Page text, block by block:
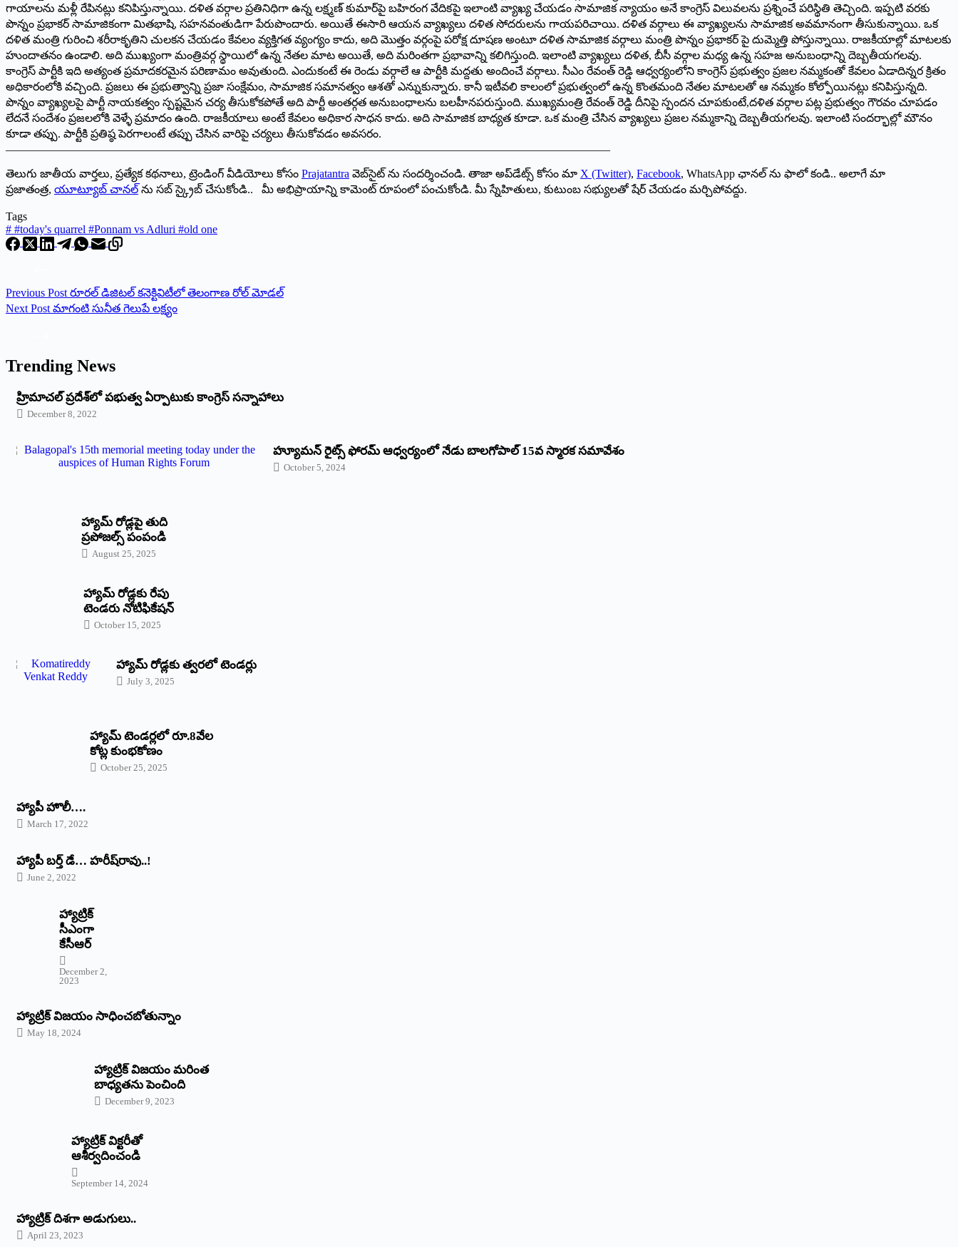
గాయాలను మళ్లీ రేపిన‌ట్లు కనిపిస్తున్నాయి. దళిత వర్గాల ప్రతినిధిగా ఉన్న లక్ష్మణ్ కుమార్‌పై బహిరంగ వేదికపై ఇలాంటి వ్యాఖ్య చేయడం సామాజిక న్యాయం అనే కాంగ్రెస్ విలువలను ప్రశ్నించే పరిస్థితి తెచ్చింది. ఇప్పటి వరకు
పొన్నం ప్రభాకర్ సామాజికంగా మితభాషి, సహనవంతుడిగా పేరుపొందారు. అయితే ఈసారి ఆయన వ్యాఖ్యలు దళిత సోదరులను గాయపరిచాయి. దళిత వర్గాలు ఈ వ్యాఖ్యలను సామాజిక అవమానంగా తీసుకున్నాయి. ఒక
దళిత మంత్రి గురించి శరీరాకృతిని చులకన చేయడం కేవలం వ్యక్తిగత వ్యంగ్యం కాదు, అది మొత్తం వర్గంపై పరోక్ష దూషణ అంటూ దళిత సామాజిక వర్గాలు మంత్రి పొన్నం ప్రభాకర్ పై దుమ్మెత్తి పోస్తున్నాయి. రాజకీయాల్లో మాటలకు
హుందాతనం ఉండాలి. అది ముఖ్యంగా మంత్రివర్గ స్థాయిలో ఉన్న నేతల మాట అయితే, అది మరింతగా ప్రభావాన్ని కలిగిస్తుంది. ఇలాంటి వ్యాఖ్యలు దళిత, బీసీ వర్గాల మధ్య ఉన్న సహజ అనుబంధాన్ని దెబ్బతీయగలవు.
కాంగ్రెస్ పార్టీకి ఇది అత్యంత ప్రమాదకరమైన పరిణామం అవుతుంది. ఎందుకంటే ఈ రెండు వర్గాలే ఆ పార్టీకి మద్దతు అందించే వర్గాలు. సీఎం రేవంత్ రెడ్డి ఆధ్వర్యంలోని కాంగ్రెస్ ప్రభుత్వం ప్రజల నమ్మకంతో కేవలం ఏడాదిన్నర క్రితం
అధికారంలోకి వచ్చింది. ప్రజలు ఈ ప్రభుత్వాన్ని ప్రజా సంక్షేమం, సామాజిక సమానత్వం ఆశతో ఎన్నుకున్నారు. కానీ ఇటీవలి కాలంలో ప్రభుత్వంలో ఉన్న కొంతమంది నేతల మాటలతో ఆ నమ్మకం కోల్పోయినట్లు కనిపిస్తున్నది.
పొన్నం వ్యాఖ్యలపై పార్టీ నాయకత్వం స్పష్టమైన చర్య తీసుకోకపోతే అది పార్టీ అంతర్గత అనుబంధాలను బలహీనపరుస్తుంది. ముఖ్యమంత్రి రేవంత్ రెడ్డి దీనిపై స్పందన చూపకుంటే,దళిత వర్గాల పట్ల ప్రభుత్వం గౌరవం చూపడం
లేద‌నే సందేశం ప్రజలలోకి వెళ్ళే ప్రమాదం ఉంది. రాజకీయాలు అంటే కేవలం అధికార సాధన కాదు. అది సామాజిక బాధ్యత కూడా. ఒక మంత్రి చేసిన వ్యాఖ్యలు ప్రజల నమ్మకాన్ని దెబ్బతీయగలవు. ఇలాంటి సందర్భాల్లో మౌనం
కూడా తప్పు. పార్టీకి ప్రతిష్ఠ పెర‌గాలంటే తప్పు చేసిన వారిపై చర్యలు తీసుకోవడం అవసరం.
—————————————————————————————————————————————————————
తెలుగు జాతీయ వార్తలు, ప్రత్యేక కథనాలు, ట్రెండింగ్ వీడియోలు కోసం Prajatantra వెబ్‌సైట్ ను సందర్శించండి. తాజా అప్‌డేట్స్ కోసం మా X (Twitter), Facebook, WhatsApp ఛానల్ ను ఫాలో కండి.. అలాగే మా
ప్రజాతంత్ర, యూట్యూబ్ చానల్ ను సబ్ స్క్రైబ్ చేసుకోండి.. మీ అభిప్రాయాన్ని కామెంట్ రూపంలో పంచుకోండి. మీ స్నేహితులు, కుటుంబ సభ్యులతో షేర్ చేయడం మర్చిపోవద్దు.
Tags
# #today's quarrel #Ponnam vs Adluri #old one
Previous Post రూర‌ల్‌ డిజిటల్‌ కనెక్టివిటీలో తెలంగాణ రోల్‌ మోడల్‌
Next Post మాగంటి సునీత గెలుపే లక్ష్యం
Trending News
‌హ్రిమాచల్‌ ‌ప్రదేశ్‌లో పభుత్వ ఏర్పాటుకు కాంగ్రెస్‌ ‌సన్నాహాలు
December 8, 2022
హ్యూమన్‌ రైట్స్‌ ఫోరమ్‌ ఆధ్వర్యంలో నేడు బాలగోపాల్‌ 15వ స్మారక సమావేశం
October 5, 2024
హ్యామ్‌ రోడ్లపై తుది
ప్రపోజల్స్‌ పంపండి
August 25, 2025
హ్యామ్‌ రోడ్లకు రేపు
టెండరు నోటిఫికేషన్‌
October 15, 2025
హ్యామ్‌ రోడ్లకు త్వరలో టెండర్లు
July 3, 2025
హ్యామ్‌ ‌టెండర్లలో రూ.8వేల
కోట్ల కుంభకోణం
October 25, 2025
హ్యాపీ హొలీ….
March 17, 2022
హ్యాపీ బర్త్ ‌డే… హరీష్‌రావు..!
June 2, 2022
హ్యాట్రిక్‌
‌సీఎంగా
కేసీఆర్‌
December 2,
2023
హ్యాట్రిక్‌ విజయం సాధించబోతున్నాం
May 18, 2024
హ్యాట్రిక్ విజయం మరింత
బాధ్యతను పెంచింది
December 9, 2023
హ్యాట్రిక్‌ ‌విక్టరీతో
ఆశీర్వదించండి
September 14, 2024
‌హ్యాట్రిక్‌ ‌దిశగా అడుగులు..
April 23, 2023